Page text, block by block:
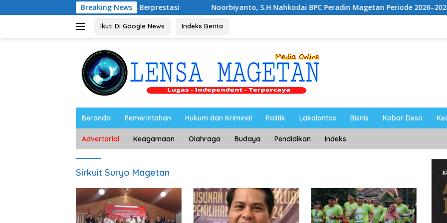
ke
Breaking News
Dorong Desa Wates Berprestasi Noorbiyanto, S.H Nahkodai BPC Peradin Magetan Periode 2026–2028, Siap Perkuat
Ikuti Di Google News Indeks Berita
Beranda Pemerintahan Hukum dan Kriminal Politik Lakalantas Bisnis Kabar Desa
Advertorial Keagamaan Olahraga Budaya Pendidikan Indeks
Sirkuit Suryo Magetan